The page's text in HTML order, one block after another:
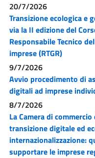
20/7/2026
Transizione ecologica e
via la II edizione del
Responsabile Tecnico
imprese (RTGR)
9/7/2026
Avvio procedimento di
digitali ad imprese
8/7/2026
La Camera di
transizione digitale ed
internazionalizzazione:
supportare le imprese